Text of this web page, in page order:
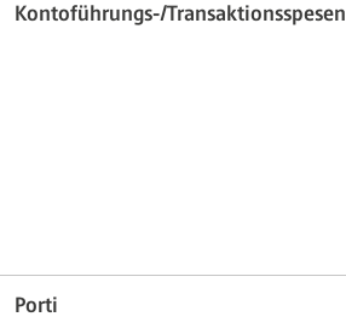
Kontoführungs-/Transaktionsspesen
Porti